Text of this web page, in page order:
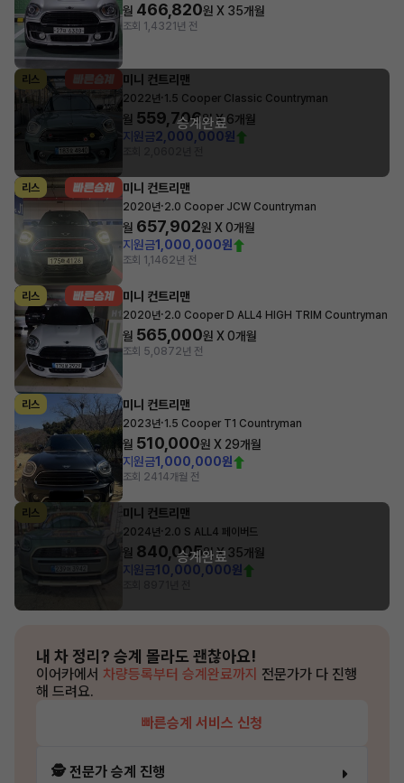
월 466,820원 X 35개월
조회 1,4321년 전
리스 미니 컨트리맨
2022년· 1.5 Cooper Classic Countryman
월 559,706원 X6개월
지원금2,000,000원
승계완료
리스 미니 컨트리맨
2020년·2.0 Cooper JCW Countryman
월 657,902원 X0개월
지원금1,000,000원
조회 1,1462년 전
리스 미니 컨트리맨
2020년·2.0 Cooper D ALL4 HIGH TRIM Countryman
월 565,000원 X0개월
조회 5,0872년 전
리스 미니 컨트리맨
2023년·1.5 Cooper T1 Countryman
월 510,000원 X 29개월
지원금1,000,000원
조회 241 4개월 전
리스 미니 컨트리맨
2024년· 2.0 S ALL4 페이버드
월 840,005원 X35개월
지원금10,000,000원
승계완료
내 차 정리? 승계 몰라도 괜찮아요!
이어카에서 차량등록부터 승계완료까지 전문가가 다 진행
해 드려요.
빠른승계 서비스 신청
🕵️ 전문가 승계 진행